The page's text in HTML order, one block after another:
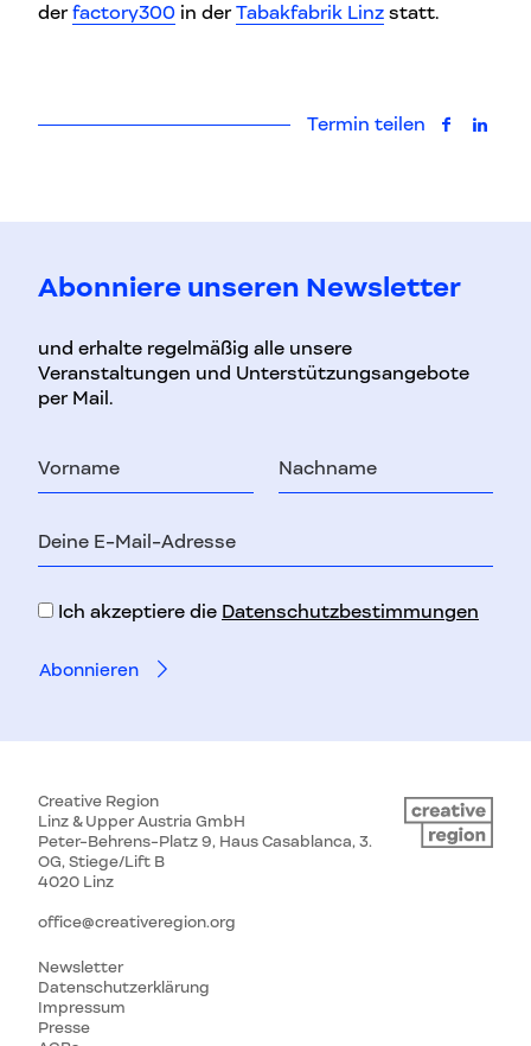
derfactory300 in derTabakfabrik Linz statt.
Termin teilen auf auf
Abonniere unseren Newsletter
und erhalte regelmäßig alle unsere
Veranstaltungen und Unterstützungsangebote
per Mail.
Mail-
Ich akzeptiere die Datenschutzbestimmungen
Creative Region
Linz & Upper Austria GmbH
Peter-Behrens-Platz 9, Haus Casablanca, 3.
OG, Stiege/Lift B
4020 Linz
office@creativeregion.org
Newsletter
Datenschutzerklärung
Impressum
Presse